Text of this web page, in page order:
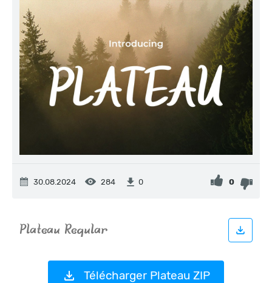
30.08.2024 284 0 0
Télécharger Plateau ZIP